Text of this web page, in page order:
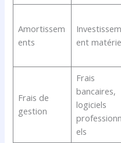
Amortissem
ents
Investissem
ent
Frais de
gestion
Frais
bancaires,
logiciels
professionn
els